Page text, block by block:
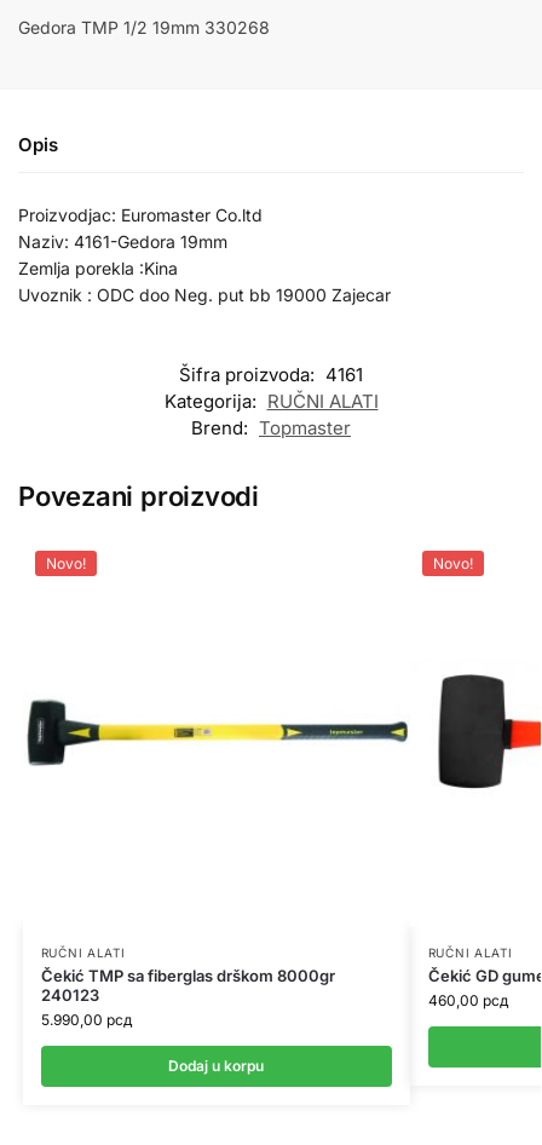
Gedora TMP 1/2 19mm 330268
Opis
Proizvodjac: Euromaster Co.ltd
Naziv: 4161-Gedora 19mm
Zemlja porekla :Kina
Uvoznik : ODC doo Neg. put bb 19000 Zajecar
Šifra proizvoda: 4161
Kategorija: RUČNI ALATI
Brend: Topmaster
Povezani proizvodi
Novo!
RUČNI ALATI
Čekić TMP sa fiberglas drškom 8000gr
240123
5.990,00 рсд
Dodaj u korpu
Novo!
RUČNI ALATI
Čekić GD
460,00 рсд